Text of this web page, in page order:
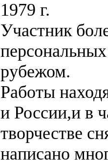
1979 г.
Участник
рубежом.
Работы
и России,и в
творчестве
написано